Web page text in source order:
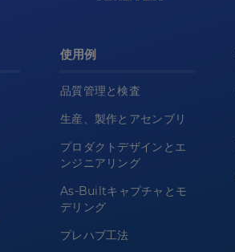
使用例
品質管理と検査
生産、製作とアセンブリ
プロダクトデザインとエ
ンジニアリング
As-Builtキャプチャとモ
デリング
プレハブ工法